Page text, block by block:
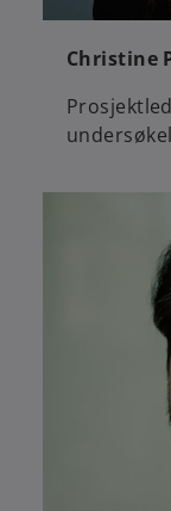
Christine